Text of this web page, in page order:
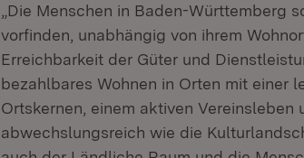
„Die Menschen in Baden-Württemberg
vorfinden, unabhängig von ihrem
Erreichbarkeit der Güter und
bezahlbares Wohnen in Orten mit einer
Ortskernen, einem aktiven
abwechslungsreich wie die